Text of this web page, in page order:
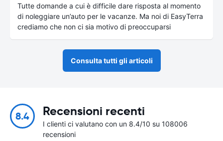
Tutte domande a cui è difficile dare risposta al momento
di noleggiare un’auto per le vacanze. Ma noi di EasyTerra
crediamo che non ci sia motivo di preoccuparsi
Consulta tutti gli articoli
8.4 Recensioni recenti
I clienti ci valutano con un 8.4/10 su 108006
recensioni